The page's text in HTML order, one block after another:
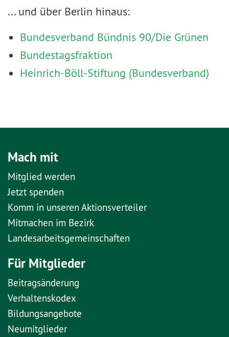
... und über Berlin hinaus:
Bundesverband Bündnis 90/Die Grünen
Bundestagsfraktion
Heinrich-Böll-Stiftung (Bundesverband)
Mach mit
Mitglied werden
Jetzt spenden
Komm in unseren Aktionsverteiler
Mitmachen im Bezirk
Landesarbeitsgemeinschaften
Für Mitglieder
Beitragsänderung
Verhaltenskodex
Bildungsangebote
Neumitglieder